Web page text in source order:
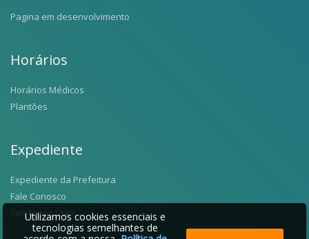
Pagina em desenvolvimento
Horários
Horários Médicos
Plantões
Expediente
Expediente da Prefeitura
Fale Conosco
Telefones Úteis
Utilizamos cookies essenciais e
tecnologias semelhantes de